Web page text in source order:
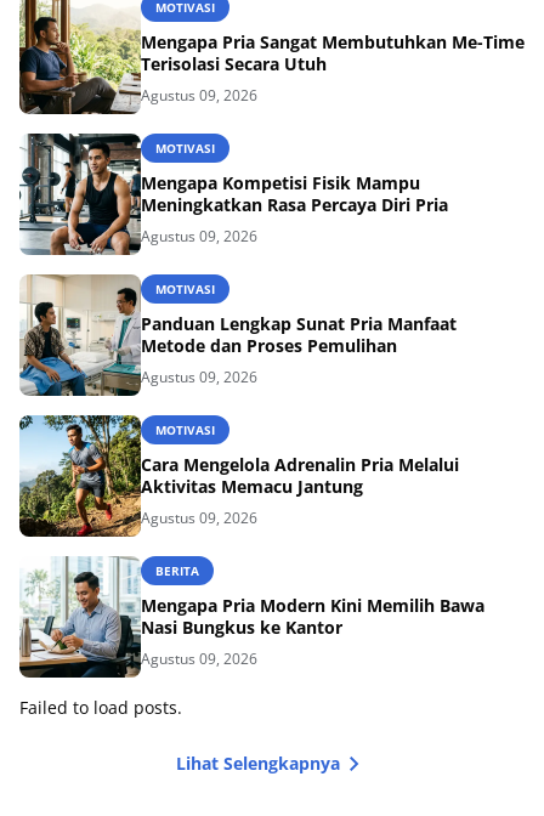
MOTIVASI
Mengapa Pria Sangat Membutuhkan Me-Time
Terisolasi Secara Utuh
Agustus 09, 2026
MOTIVASI
Mengapa Kompetisi Fisik Mampu
Meningkatkan Rasa Percaya Diri Pria
Agustus 09, 2026
MOTIVASI
Panduan Lengkap Sunat Pria Manfaat
Metode dan Proses Pemulihan
Agustus 09, 2026
MOTIVASI
Cara Mengelola Adrenalin Pria Melalui
Aktivitas Memacu Jantung
Agustus 09, 2026
BERITA
Mengapa Pria Modern Kini Memilih Bawa
Nasi Bungkus ke Kantor
Agustus 09, 2026
Failed to load posts.
Lihat Selengkapnya